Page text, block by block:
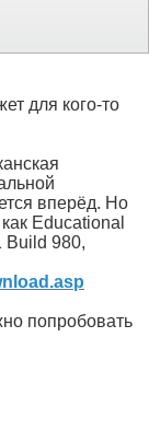
для кого-то
вперёд. Но
Educational
Build 980,
попробовать